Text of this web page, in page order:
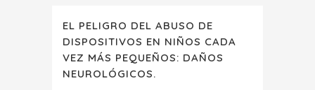
EL PELIGRO DEL ABUSO DE
DISPOSITIVOS EN NIÑOS CADA
VEZ MÁS PEQUEÑOS: DAÑOS
NEUROLÓGICOS.